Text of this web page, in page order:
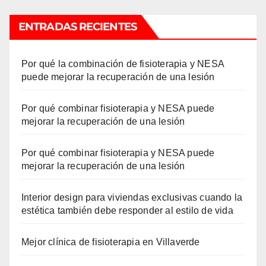
ENTRADAS RECIENTES
Por qué la combinación de fisioterapia y NESA
puede mejorar la recuperación de una lesión
Por qué combinar fisioterapia y NESA puede
mejorar la recuperación de una lesión
Por qué combinar fisioterapia y NESA puede
mejorar la recuperación de una lesión
Interior design para viviendas exclusivas cuando la
estética también debe responder al estilo de vida
Mejor clínica de fisioterapia en Villaverde